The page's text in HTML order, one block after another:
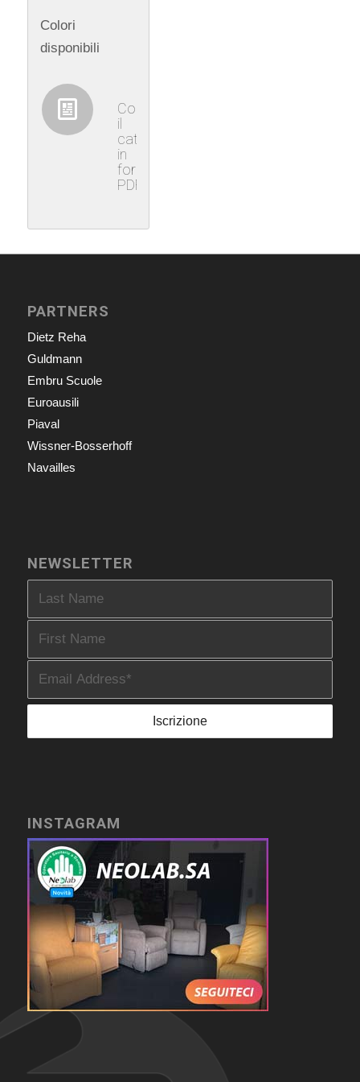
Colori
disponibili
Consultare
il
catalogo
in
formato
PDF
PARTNERS
Dietz Reha
Guldmann
Embru Scuole
Euroausili
Piaval
Wissner-Bosserhoff
Navailles
NEWSLETTER
INSTAGRAM